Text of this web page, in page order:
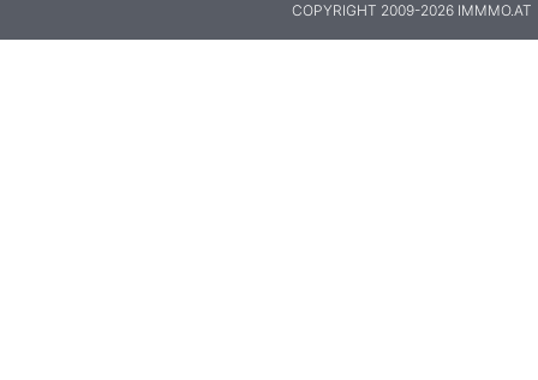
COPYRIGHT 2009-2026 IMMMO.AT